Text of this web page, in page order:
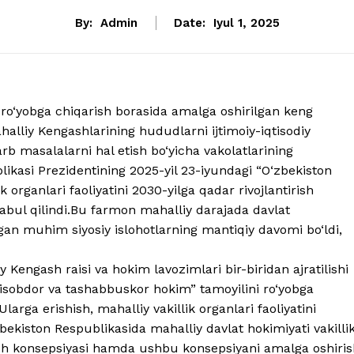
By: Admin Date: Iyul 1, 2025
chiqarish borasida amalga oshirilgan keng
Kengashlarining hududlarni ijtimoiy-iqtisodiy
masalalarni hal etish bo‘yicha vakolatlarining
Prezidentining 2025-yil 23-iyundagi “O‘zbekiston
organlari faoliyatini 2030-yilga qadar rivojlantirish
qilindi.Bu farmon mahalliy darajada davlat
muhim siyosiy islohotlarning mantiqiy davomi bo‘ldi,
Kengash raisi va hokim lavozimlari bir-biridan ajratilishi
va tashabbuskor hokim” tamoyilini ro‘yobga
erishish, mahalliy vakillik organlari faoliyatini
Respublikasida mahalliy davlat hokimiyati
hamda ushbu konsepsiyani amalga